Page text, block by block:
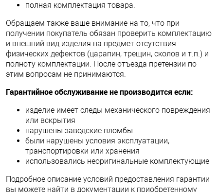
полная комплектация товара.
Обращаем также ваше внимание на то, что при
получении покупатель обязан проверить комплектацию
и внешний вид изделия на предмет отсутствия
физических дефектов (царапин, трещин, сколов и т.п.) и
полноту комплектации. После отъезда претензии по
этим вопросам не принимаются.
Гарантийное обслуживание не производится если:
изделие имеет следы механического повреждения
или вскрытия
нарушены заводские пломбы
были нарушены условия эксплуатации,
транспортировки или хранения
использовались неоригинальные комплектующие
Подробное описание условий предоставления гарантии
вы можете найти в документации к приобретенному